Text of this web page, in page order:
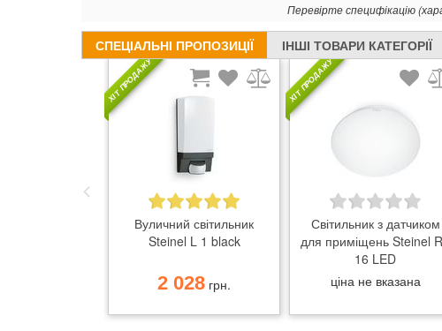
Перевірте специфікацію
СПЕЦІАЛЬНІ ПРОПОЗИЦІЇ ІНШІ ТОВАРИ КАТЕГОРІЇ
ХІТ ПРОДАЖУ
Вуличний світильник
Steinel L 1 black
2 028 грн.
ХІТ ПРОДАЖУ
Світильник з датчиком
для приміщень Steinel
16 LED
ціна не вказана